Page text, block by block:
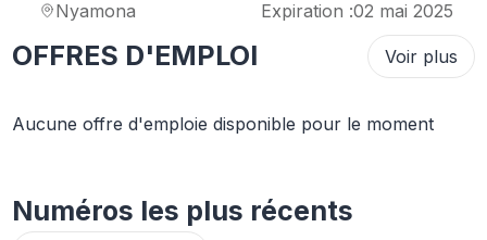
Nyamona Expiration :02 mai 2025
OFFRES D'EMPLOI Voir plus
Aucune offre d'emploie disponible pour le moment
Numéros les plus récents